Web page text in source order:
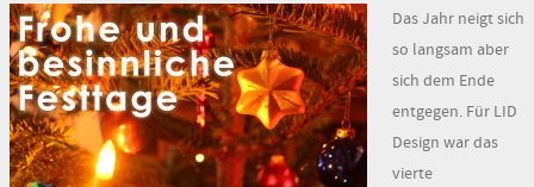
Das Jahr neigt sich
so langsam aber
sich dem Ende
entgegen. Für LID
Design war das
vierte